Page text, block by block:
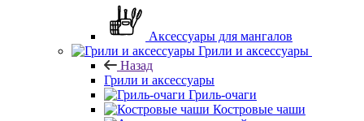
Аксессуары для мангалов
Грили и аксессуары
Назад
Грили и аксессуары
Гриль-очаги
Костровые чаши